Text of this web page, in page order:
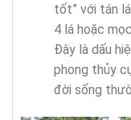
tốt” với tán
4 lá hoặc
Đây là dấu
phong thủy
đời sống